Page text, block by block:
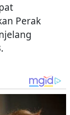
Perak